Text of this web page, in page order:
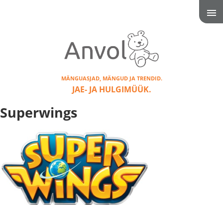
MÄNGUASJAD, MÄNGUD JA TRENDID.
JAE- JA HULGIMÜÜK.
Superwings